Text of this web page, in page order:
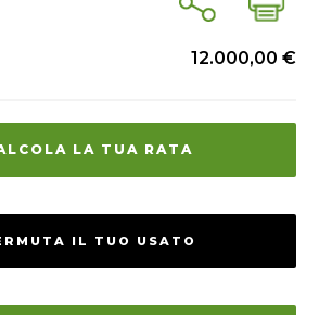
12.000,00 €
LA TUA RATA
IL TUO USATO